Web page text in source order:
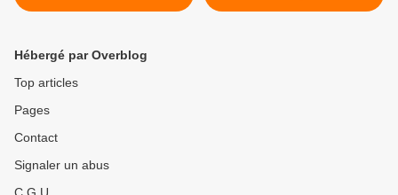
ARNm : silence criminel du
Fréquence >
Hébergé par Overblog
Top articles
Pages
Contact
Signaler un abus